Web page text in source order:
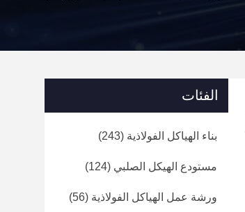
الفئات
بناء الهياكل الفولاذية (243)
مستودع الهيكل الصلبي (124)
ورشة عمل الهياكل الفولاذية (56)